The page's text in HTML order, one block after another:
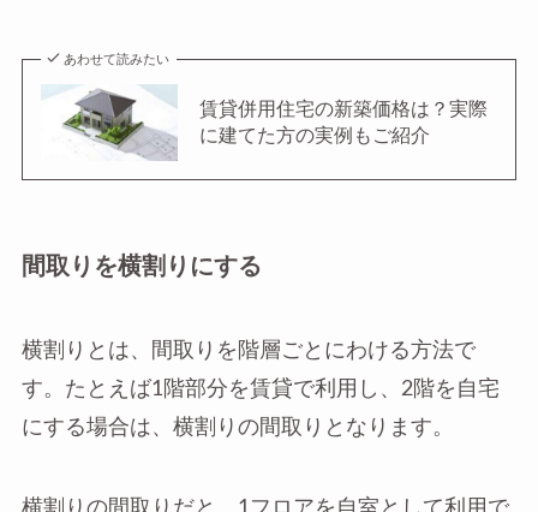
あわせて読みたい
賃貸併用住宅の新築価格は？実際
に建てた方の実例もご紹介
間取りを横割りにする
横割りとは、間取りを階層ごとにわける方法で
す。たとえば1階部分を賃貸で利用し、2階を自宅
にする場合は、横割りの間取りとなります。